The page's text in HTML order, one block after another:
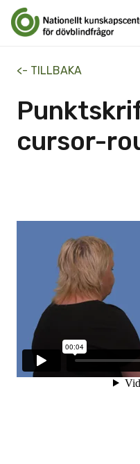
<- TILLBAKA
cursor-